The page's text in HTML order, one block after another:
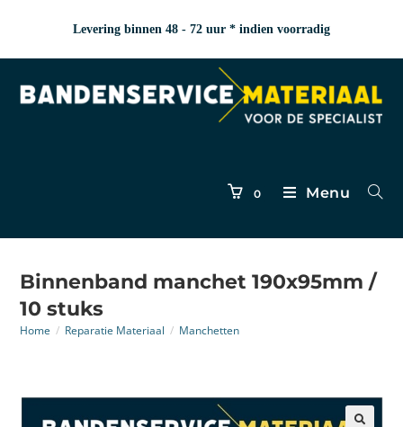
Levering binnen 48 - 72 uur * indien voorradig
0 Menu
Binnenband manchet 190x95mm /
10 stuks
Home / Reparatie Materiaal / Manchetten